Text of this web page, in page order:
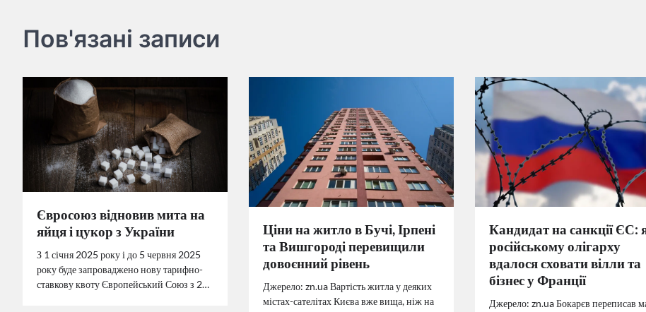
Пов'язані записи
Євросоюз відновив мита на
яйця і цукор з України
З 1 січня 2025 року і до 5 червня 2025
року буде запроваджено нову тарифно-
ставкову квоту Європейський Союз з 2…
Ціни на житло в Бучі, Ірпені
та Вишгороді перевищили
довоєнний рівень
Джерело: zn.ua Вартість житла у деяких
містах-сателітах Києва вже вища, ніж на
Кандидат на санкції ЄС:
російському олігарху
вдалося сховати вілли та
бізнес у Франції
Джерело: zn.ua Бокарєв переписав